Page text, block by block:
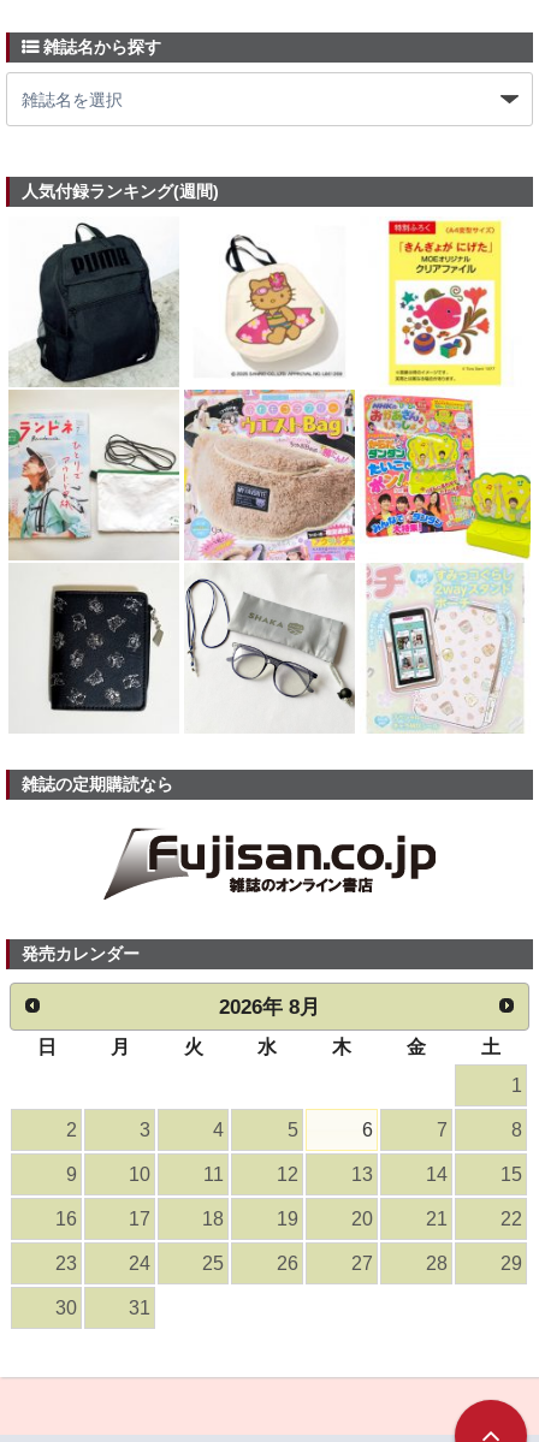
雑誌名から探す
人気付録ランキング(週間)
雑誌の定期購読なら
発売カレンダー
2026年 8月
日 月 火 水 木 金
土
1
2 3 4 5 6 7 8
9 10 11 12 13 14 15
16 17 18 19 20 21 22
23 24 25 26 27 28 29
30 31